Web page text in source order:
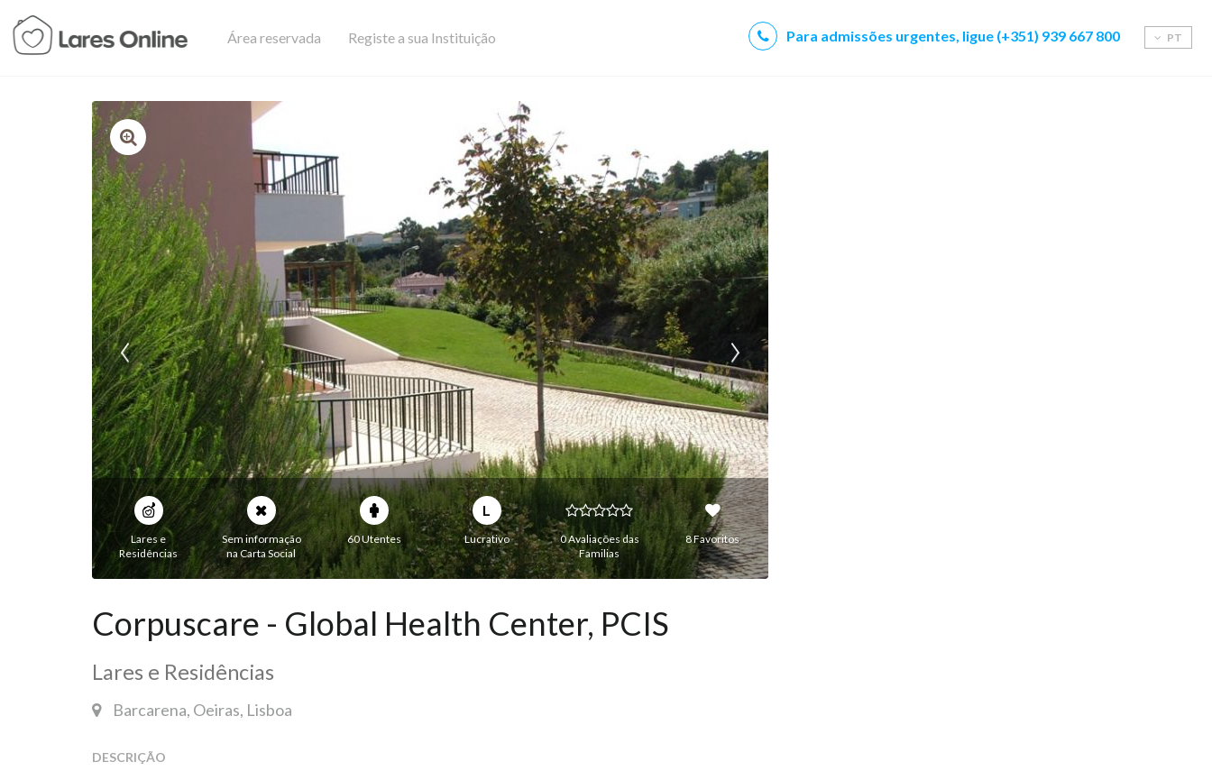
Área reservada Registe a sua Instituição PT
Para admissões urgentes, ligue (+351) 939 667 800
Lares e
Residências
Sem informação
na Carta Social
60 Utentes
L
Lucrativo
0 Avaliações das
Familias
8 Favoritos
Corpuscare - Global Health Center, PCIS
Lares e Residências
Barcarena, Oeiras, Lisboa
DESCRIÇÃO